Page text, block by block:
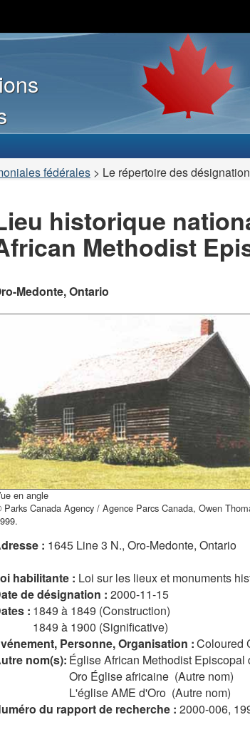
au
contenu
principal
à
« À
propos
site »
au
version
HTML
simplifiée
fédérales > Le répertoire des
historique
Methodist
Medonte, Ontario
en angle
Parks Canada Agency / Agence Parcs Canada, Owen
: 1645 Line 3 N., Oro-Medonte, Ontario
habilitante : Loi sur les lieux et monuments
de désignation : 2000-11-15
: 1849 à 1849 (Construction)
1849 à 1900 (Significative)
Personne, Organisation :Coloured
nom(s): Église African Methodist
Oro Église africaine (Autre nom)
L'église AME d'Oro (Autre nom)
du rapport de recherche : 2000-006,